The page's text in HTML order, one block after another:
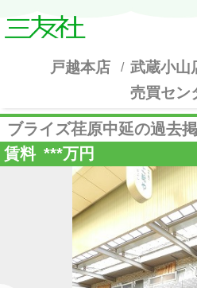
戸越本店 武蔵小山
売買セン
ブライズ荏原中延の過去
賃料 ***万円